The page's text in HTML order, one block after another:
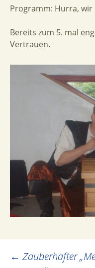
Programm: Hurra,
Bereits zum 5. mal
Vertrauen.
Post
← Zauberhafter